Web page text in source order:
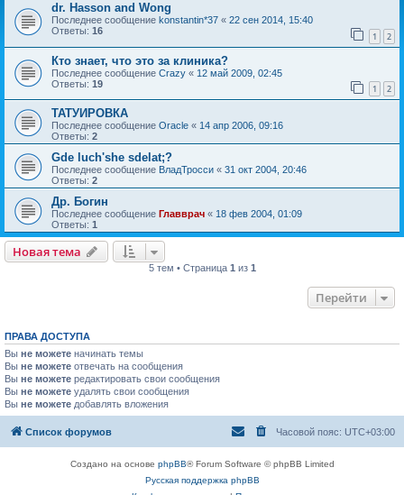
dr. Hasson and Wong
Последнее сообщение konstantin*37 « 22 сен 2014, 15:40
Ответы: 16 1 2
Кто знает, что это за клиника?
Последнее сообщение Crazy « 12 май 2009, 02:45
Ответы: 19 1 2
ТАТУИРОВКА
Последнее сообщение Oracle « 14 апр 2006, 09:16
Ответы: 2
Gde luch'she sdelat;?
Последнее сообщение ВладТросси « 31 окт 2004, 20:46
Ответы: 2
Др. Богин
Последнее сообщение Главврач « 18 фев 2004, 01:09
Ответы: 1
Новая тема
5 тем • Страница 1 из 1
Перейти
ПРАВА ДОСТУПА
Вы не можете начинать темы
Вы не можете отвечать на сообщения
Вы не можете редактировать свои сообщения
Вы не можете удалять свои сообщения
Вы не можете добавлять вложения
Список форумов Часовой пояс: UTC+03:00
Создано на основе phpBB® Forum Software © phpBB Limited
Русская поддержка phpBB